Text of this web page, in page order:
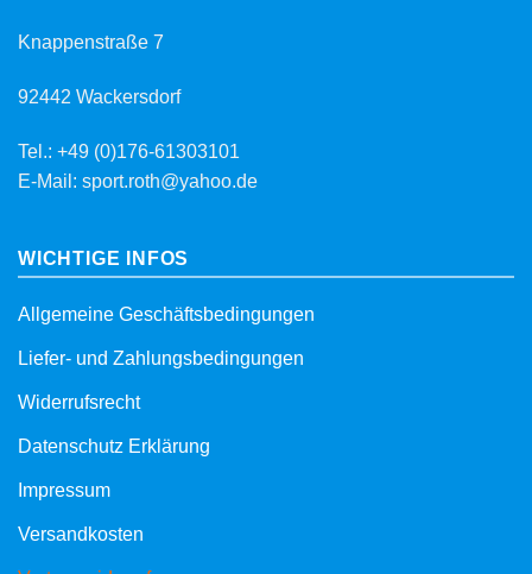
Knappenstraße 7
92442 Wackersdorf
Tel.: +49 (0)176-61303101
E-Mail: sport.roth@yahoo.de
WICHTIGE INFOS
Allgemeine Geschäftsbedingungen
Liefer- und Zahlungsbedingungen
Widerrufsrecht
Datenschutz Erklärung
Impressum
Versandkosten